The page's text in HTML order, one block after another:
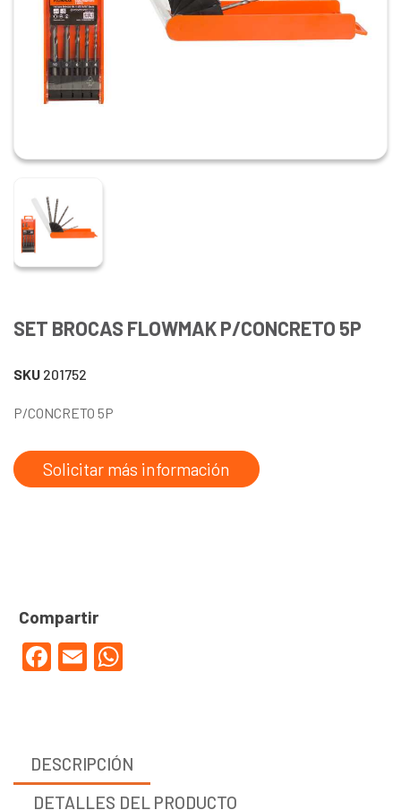
SET BROCAS FLOWMAK P/CONCRETO 5P
SKU 201752
P/CONCRETO 5P
Solicitar más información
DESCRIPCIÓN
DETALLES DEL PRODUCTO